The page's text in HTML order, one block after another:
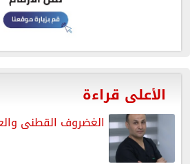
الأعلى قراءة
الغضروف القطنى